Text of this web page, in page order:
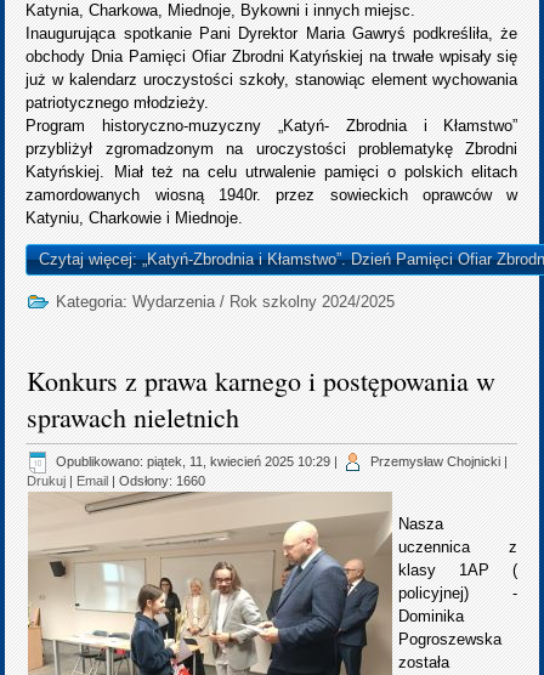
Katynia, Charkowa, Miednoje, Bykowni i innych miejsc.
Inaugurująca spotkanie Pani Dyrektor Maria Gawryś podkreśliła, że
obchody Dnia Pamięci Ofiar Zbrodni Katyńskiej na trwałe wpisały się
już w kalendarz uroczystości szkoły, stanowiąc element wychowania
patriotycznego młodzieży.
Program historyczno-muzyczny „Katyń- Zbrodnia i Kłamstwo”
przybliżył zgromadzonym na uroczystości problematykę Zbrodni
Katyńskiej. Miał też na celu utrwalenie pamięci o polskich elitach
zamordowanych wiosną 1940r. przez sowieckich oprawców w
Katyniu, Charkowie i Miednoje.
Czytaj więcej: „Katyń-Zbrodnia i Kłamstwo”. Dzień Pamięci Ofiar
Kategoria:Wydarzenia / Rok szkolny 2024/2025
Konkurs z prawa karnego i postępowania w
sprawach nieletnich
Opublikowano: piątek, 11, kwiecień 2025 10:29 Przemysław Chojnicki
Drukuj
Email | Odsłony: 1660
Nasza
uczennica z
klasy 1AP (
policyjnej) -
Dominika
Pogroszewska
została